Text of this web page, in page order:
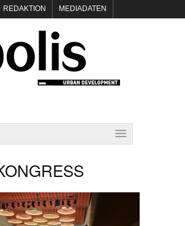
REDAKTION MEDIADATEN
POLIS KEYNOTES
DATENSCHUTZ IMPRESSUM